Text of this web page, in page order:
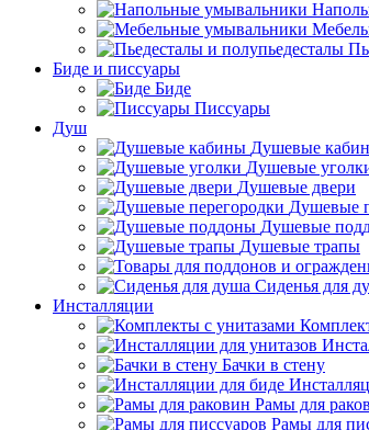
Биде и писсуары
Биде
Писсуары
Душ
Душевые
Душевые
Душевые двери
Душевые
Душевые
Душевые трапы
Сиденья для
Инсталляции
Бачки в стену
Рамы для
Рамы для